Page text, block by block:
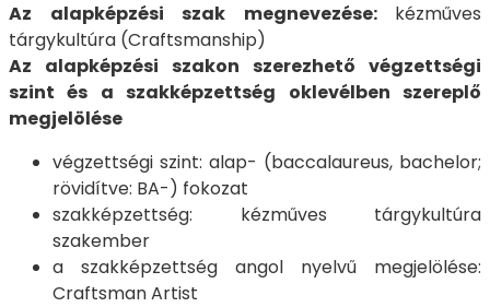
Az alapképzési szak megnevezése: kézműves
tárgykultúra (Craftsmanship)
Az alapképzési szakon szerezhető végzettségi
szint és a szakképzettség oklevélben szereplő
megjelölése
végzettségi szint: alap- (baccalaureus, bachelor;
rövidítve: BA-) fokozat
szakképzettség: kézműves tárgykultúra
szakember
a szakképzettség angol nyelvű megjelölése:
Craftsman Artist